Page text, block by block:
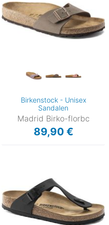
Birkenstock - Unisex
Sandalen
Madrid Birko-florbc
89,90 €